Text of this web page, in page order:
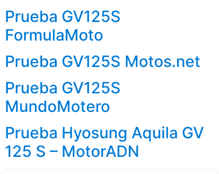
Prueba GV125S
FormulaMoto
Prueba GV125S Motos.net
Prueba GV125S
MundoMotero
Prueba Hyosung Aquila GV
125 S – MotorADN